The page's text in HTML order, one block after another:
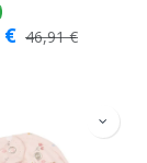
€ 46,91€